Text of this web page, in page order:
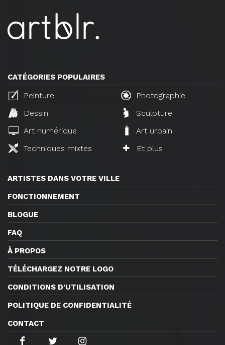
CATÉGORIES POPULAIRES
Peinture
Photographie
Dessin
Sculpture
Art numérique
Art urbain
Techniques mixtes
Et plus
ARTISTES DANS VOTRE VILLE
FONCTIONNEMENT
BLOGUE
FAQ
À PROPOS
TÉLÉCHARGEZ NOTRE LOGO
CONDITIONS D'UTILISATION
POLITIQUE DE CONFIDENTIALITÉ
CONTACT